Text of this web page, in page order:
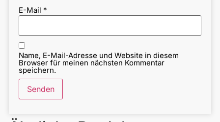
E-Mail *
Name, E-Mail-Adresse und Website in diesem
Browser für meinen nächsten Kommentar
speichern.